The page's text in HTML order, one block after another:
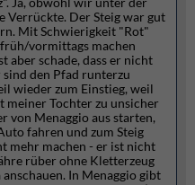
Verrückte. Der Steig war gut
Mit Schwierigkeit "Rot"
vormittags machen
aber schade, dass er nicht
den Pfad runterzu
wieder zum Einstieg, weil
meiner Tochter zu unsicher
von Menaggio aus starten,
fahren und zum Steig
mehr machen - er ist nicht
rüber ohne Kletterzeug
In Menaggio gibt